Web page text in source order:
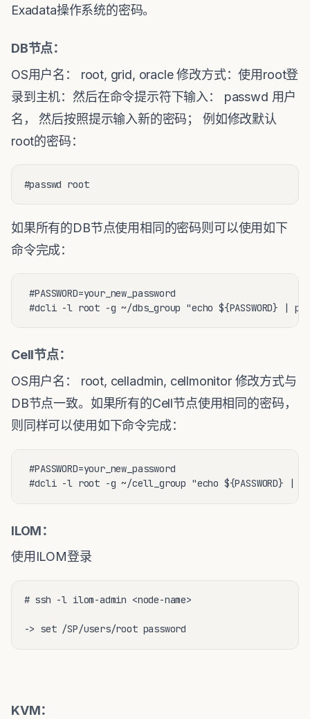
Exadata操作系统的密码。
DB节点：
OS用户名： root, grid, oracle 修改方式：使用root登
录到主机：然后在命令提示符下输入： passwd 用户
名， 然后按照提示输入新的密码； 例如修改默认
root的密码：
#passwd root
如果所有的DB节点使用相同的密码则可以使用如下
命令完成：
#PASSWORD=your_new_password
#dcli -l root -g ~/dbs_group "echo ${PASSWORD} |
Cell节点：
OS用户名： root, celladmin, cellmonitor 修改方式与
DB节点一致。如果所有的Cell节点使用相同的密码，
则同样可以使用如下命令完成：
#PASSWORD=your_new_password
#dcli -l root -g ~/cell_group "echo ${PASSWORD} |
ILOM：
使用ILOM登录
# ssh -l ilom-admin <node-name>
-> set /SP/users/root password
KVM：